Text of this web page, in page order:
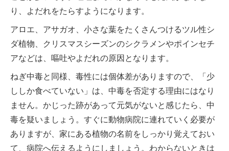
り、よだれをたらすようになります。
アロエ、アサガオ、小さな葉をたくさんつけるツル性シ
ダ植物、クリスマスシーズンのシクラメンやポインセチ
アなどは、嘔吐やよだれの原因となります。
ねぎ中毒と同様、毒性には個体差がありますので、「少
ししか食べていない」は、中毒を否定する理由にはなり
ません。かじった跡があって元気がないと感じたら、中
毒を疑いましょう。すぐに動物病院に連れていく必要が
ありますが、家にある植物の名前をしっかり覚えておい
て、病院へ伝えるようにしましょう。わからないときは